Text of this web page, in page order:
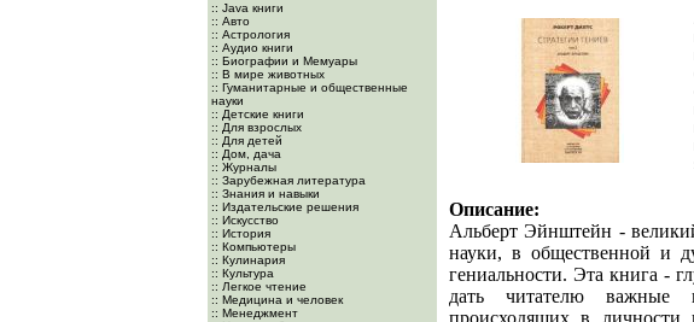
:: Java книги
:: Авто
:: Астрология
:: Аудио книги
:: Биографии и Мемуары
:: В мире животных
:: Гуманитарные и общественные
науки
:: Детские книги
:: Для взрослых
:: Для детей
:: Дом, дача
:: Журналы
:: Зарубежная литература
:: Знания и навыки
:: Издательские решения
:: Искусство
:: История
:: Компьютеры
:: Кулинария
:: Культура
:: Легкое чтение
:: Медицина и человек
:: Менеджмент
Описание:
Альберт Эйнштейн -
науки, в общественной и
гениальности. Эта книга -
дать читателю важные
происходящих в